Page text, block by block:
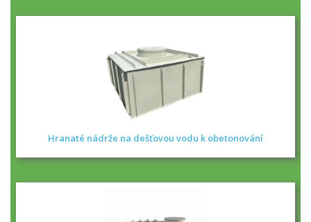
Hranaté nádrže na dešťovou vodu k obetonování